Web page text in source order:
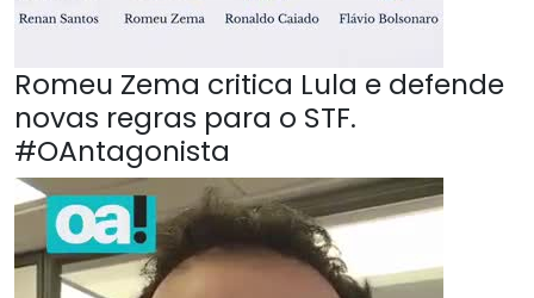
Romeu Zema critica Lula e defende
novas regras para o STF.
#OAntagonista